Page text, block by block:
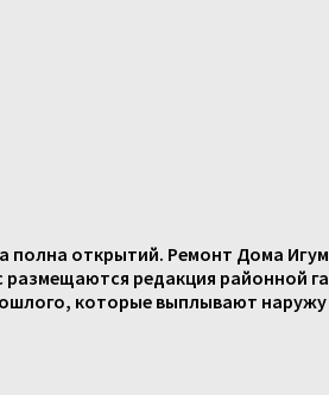
полна открытий. Ремонт Дома
размещаются редакция районной
, которые выплывают наружу